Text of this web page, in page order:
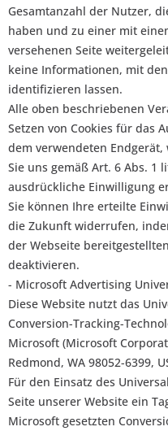
Gesamtanzahl der Nutzer,
haben und zu einer mit
versehenen Seite
keine Informationen, mit
identifizieren lassen.
Alle oben beschriebenen
Setzen von Cookies für das
dem verwendeten
Sie uns gemäß Art. 6 Abs. 1
ausdrückliche Einwilligung
Sie können Ihre erteilte
die Zukunft widerrufen,
der Webseite
deaktivieren.
- Microsoft Advertising
Diese Website nutzt das
Conversion-Tracking-
Microsoft (Microsoft
Redmond, WA 98052-6399,
Für den Einsatz des
Seite unserer Website ein
Microsoft gesetzten